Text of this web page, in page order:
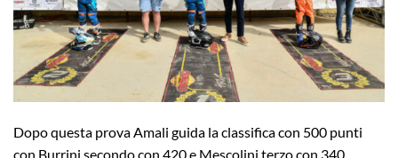
Dopo questa prova Amali guida la classifica con 500 punti
con Burrini secondo con 420 e Mescolini terzo con 340.